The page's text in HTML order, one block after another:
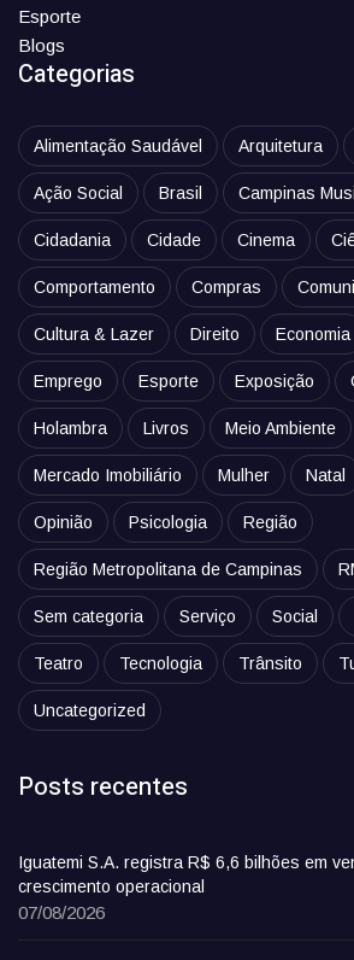
Esporte
Blogs
Categorias
Alimentação Saudável Arquitetura
Ação Social Brasil Campinas
Cidadania Cidade Cinema
Comportamento Compras
Cultura & Lazer Direito Economia
Emprego Esporte Exposição
Holambra Livros Meio Ambiente
Mercado Imobiliário Mulher Natal
Opinião Psicologia Região
Região Metropolitana de Campinas
Sem categoria Serviço Social
Teatro Tecnologia Trânsito
Uncategorized
Posts recentes
Iguatemi S.A. registra R$ 6,6 bilhões em
crescimento operacional
07/08/2026